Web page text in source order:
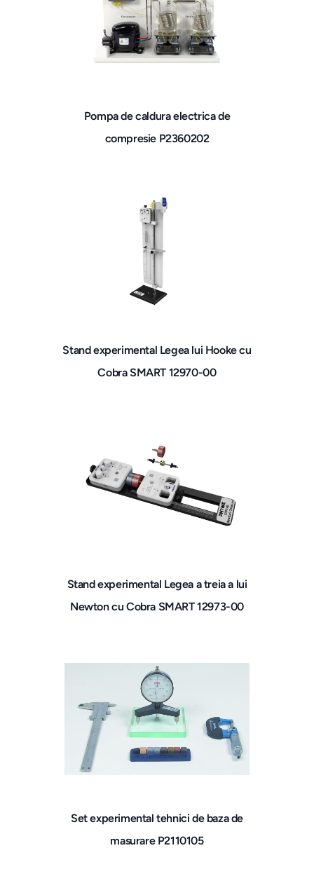
Pompa de caldura electrica de
compresie P2360202
Stand experimental Legea lui Hooke cu
Cobra SMART 12970-00
Stand experimental Legea a treia a lui
Newton cu Cobra SMART 12973-00
Set experimental tehnici de baza de
masurare P2110105